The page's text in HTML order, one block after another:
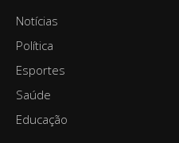
Notícias
Política
Esportes
Saúde
Educação